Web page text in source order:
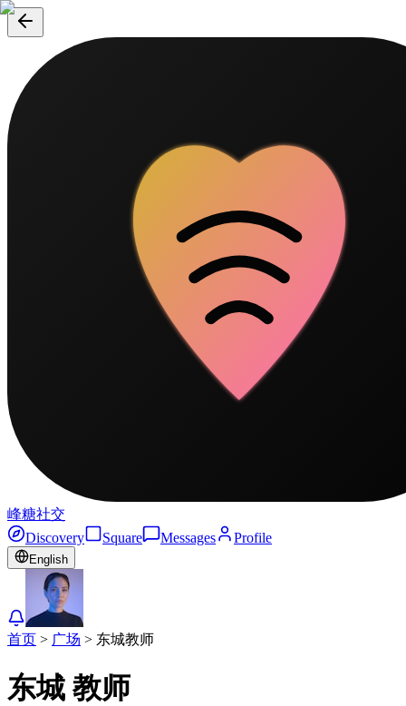
峰糖社交
Discovery
Square Messages Profile
English
首页 > 广场 > 东城教师
东城 教师